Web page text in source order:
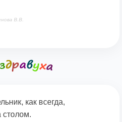
В.В.
как всегда,
столом.